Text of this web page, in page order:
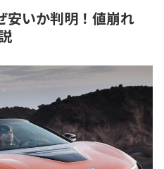
安いか判明！値崩れ